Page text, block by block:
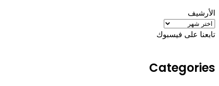
الأرشيف
الأرشيف
تابعنا على فيسبوك
Categories